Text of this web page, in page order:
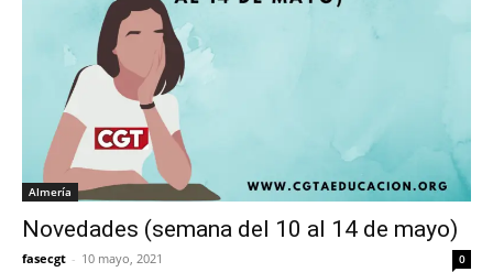
Almería
Novedades (semana del 10 al 14 de mayo)
fasecgt - 10 mayo, 2021 0